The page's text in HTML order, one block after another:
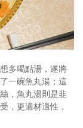
想多喝點湯，遂將
一碗魚丸湯；這
，魚丸湯則是韭
，更適材適性，